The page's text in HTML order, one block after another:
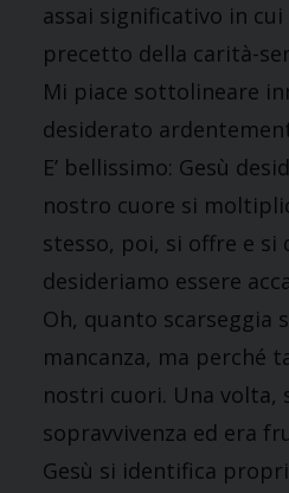
assai significativo in
precetto della carità-
Mi piace sottolineare
desiderato
E’ bellissimo: Gesù
nostro cuore si
stesso, poi, si offre e si
desideriamo essere
Oh, quanto scarseggia
mancanza, ma perché
nostri cuori. Una volta,
sopravvivenza ed era
Gesù si identifica